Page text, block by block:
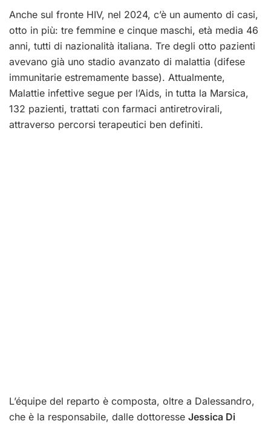
Anche sul fronte HIV, nel 2024, c’è un aumento di casi,
otto in più: tre femmine e cinque maschi, età media 46
anni, tutti di nazionalità italiana. Tre degli otto pazienti
avevano già uno stadio avanzato di malattia (difese
immunitarie estremamente basse). Attualmente,
Malattie infettive segue per l’Aids, in tutta la Marsica,
132 pazienti, trattati con farmaci antiretrovirali,
attraverso percorsi terapeutici ben definiti.
L’équipe del reparto è composta, oltre a Dalessandro,
che è la responsabile, dalle dottoresse Jessica Di